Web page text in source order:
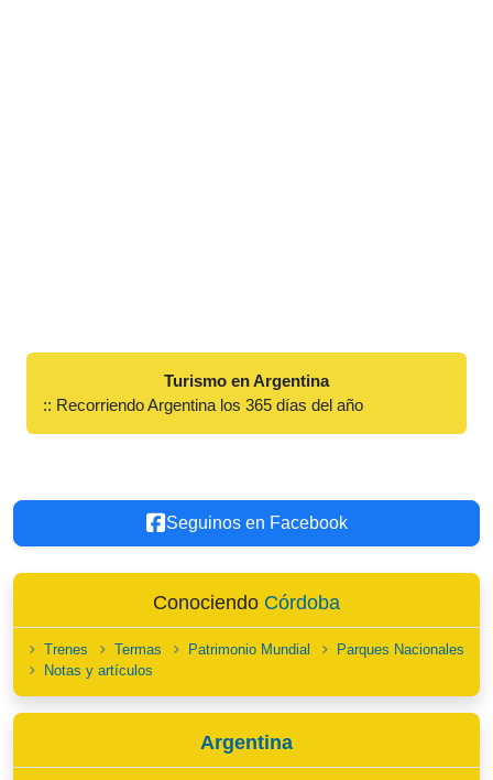
Turismo en Argentina
:: Recorriendo Argentina los 365 días del año
Seguinos en Facebook
Conociendo Córdoba
Trenes Termas Patrimonio Mundial
Parques Nacionales
Notas y artículos
Argentina